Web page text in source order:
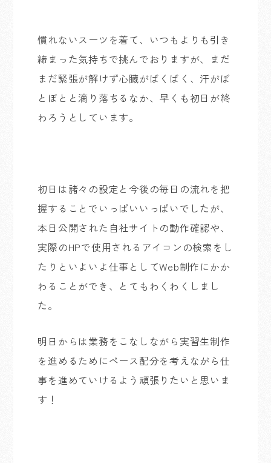
慣れないスーツを着て、いつもよりも引き
締まった気持ちで挑んでおりますが、まだ
まだ緊張が解けず心臓がばくばく、汗がぼ
とぼとと滴り落ちるなか、早くも初日が終
わろうとしています。
初日は諸々の設定と今後の毎日の流れを把
握することでいっぱいいっぱいでしたが、
本日公開された自社サイトの動作確認や、
実際のHPで使用されるアイコンの検索をし
たりといよいよ仕事としてWeb制作にかか
わることができ、とてもわくわくしまし
た。
明日からは業務をこなしながら実習生制作
を進めるためにペース配分を考えながら仕
事を進めていけるよう頑張りたいと思いま
す！